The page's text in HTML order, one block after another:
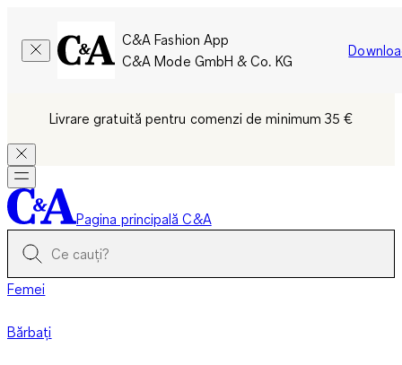
C&A Fashion App
C&A Mode GmbH & Co. KG
Livrare gratuită pentru comenzi de minimum 35 €
Pagina principală C&A
Femei
Bărbați